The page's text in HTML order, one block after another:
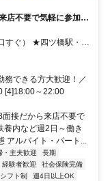
店不要で気軽に参加
～働き方色々
すぐ） ★四ツ橋駅・西
江・心斎橋エリアで
浪速区・港区エリア
/四ツ橋駅、西長堀
務できる方大歓迎！／
[4]18:00～22:00
接だから来店不要で
内など週2日～働き
アルバイト・パート...
・主夫歓迎
長期
経験者歓迎
社会保険完備
シフト制
週4日以上OK